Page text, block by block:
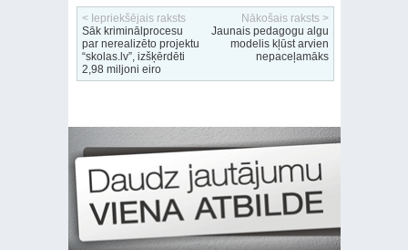
< Iepriekšējais raksts
Sāk kriminālprocesu
par nerealizēto projektu
“skolas.lv”, izšķērdēti
2,98 miljoni eiro
Nākošais raksts >
Jaunais pedagogu algu
modelis kļūst arvien
nepaceļamāks